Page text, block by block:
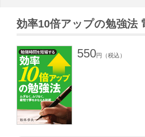
効率10倍アップの勉強法
550円（税込）